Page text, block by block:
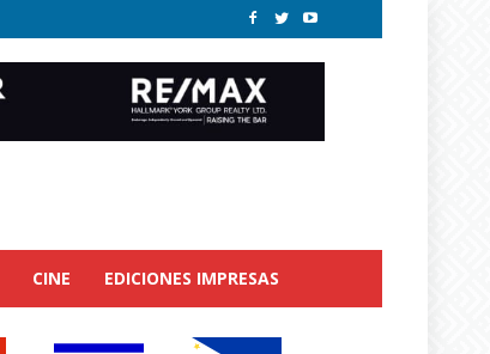
CINE EDICIONES IMPRESAS